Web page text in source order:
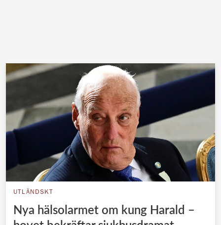
UTLÄNDSKT
Nya hälsolarmet om kung Harald –